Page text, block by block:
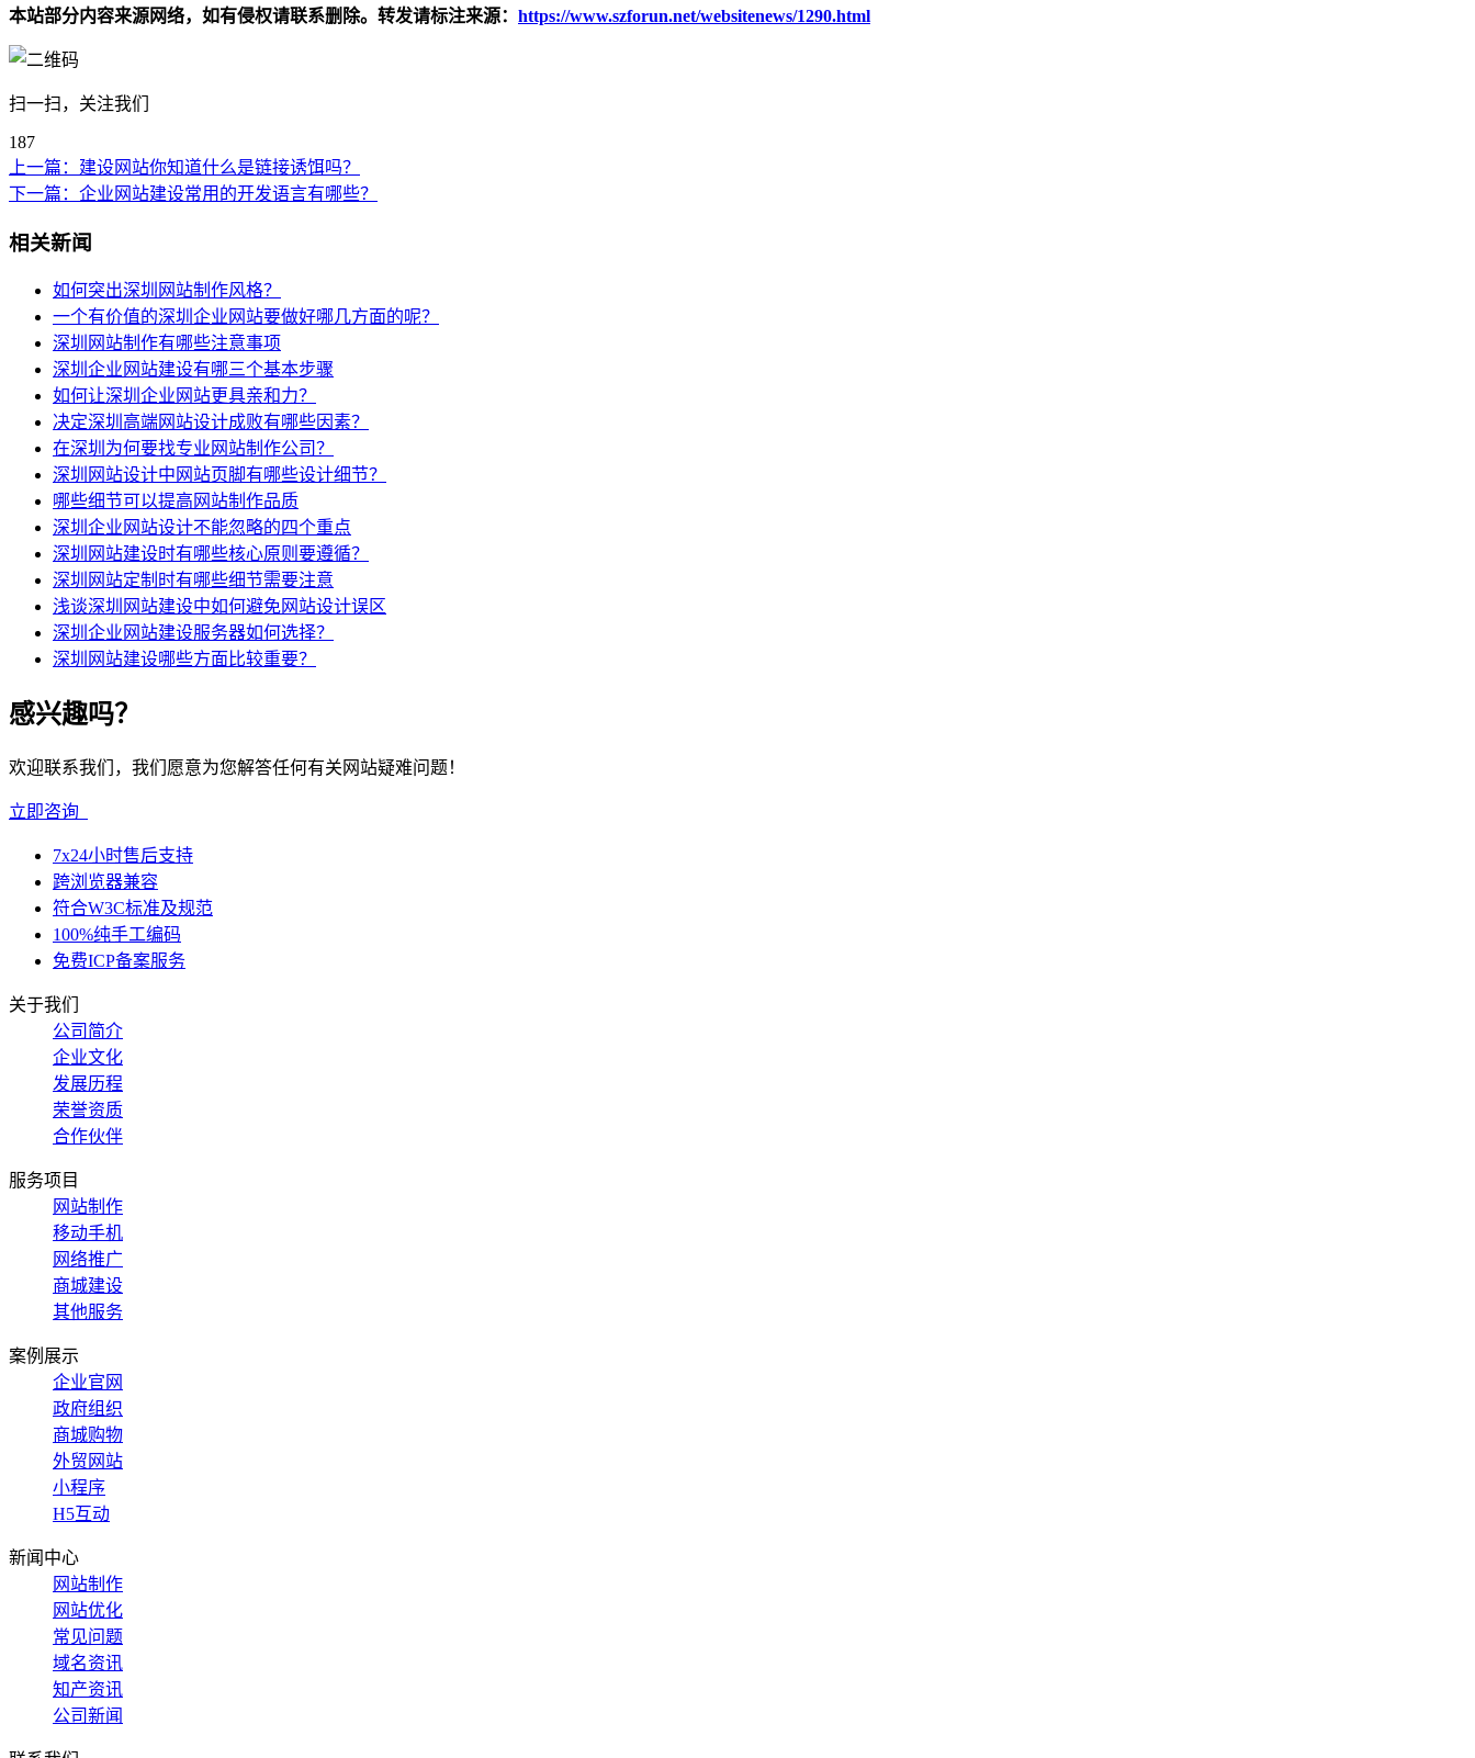
本站部分内容来源网络，如有侵权请联系删除。转发请标注来源： https://www.szforun.net/websitenews/1290.html
扫一扫，关注我们
187
上一篇： 建设网站你知道什么是链接诱饵吗？
下一篇： 企业网站建设常用的开发语言有哪些？
相关新闻
如何突出深圳网站制作风格？
一个有价值的深圳企业网站要做好哪几方面的呢？
深圳网站制作有哪些注意事项
深圳企业网站建设有哪三个基本步骤
如何让深圳企业网站更具亲和力？
决定深圳高端网站设计成败有哪些因素？
在深圳为何要找专业网站制作公司？
深圳网站设计中网站页脚有哪些设计细节？
哪些细节可以提高网站制作品质
深圳企业网站设计不能忽略的四个重点
深圳网站建设时有哪些核心原则要遵循？
深圳网站定制时有哪些细节需要注意
浅谈深圳网站建设中如何避免网站设计误区
深圳企业网站建设服务器如何选择？
深圳网站建设哪些方面比较重要？
感兴趣吗？
欢迎联系我们，我们愿意为您解答任何有关网站疑难问题！
立即咨询
7x24小时售后支持
跨浏览器兼容
符合W3C标准及规范
100%纯手工编码
免费ICP备案服务
关于我们
公司简介
企业文化
发展历程
荣誉资质
合作伙伴
服务项目
网站制作
移动手机
网络推广
商城建设
其他服务
案例展示
企业官网
政府组织
商城购物
外贸网站
小程序
H5互动
新闻中心
网站制作
网站优化
常见问题
域名资讯
知产资讯
公司新闻